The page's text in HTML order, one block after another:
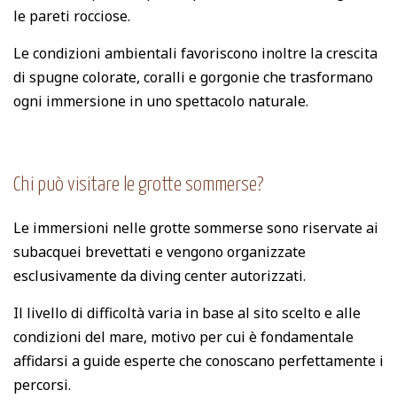
le pareti rocciose.
Le condizioni ambientali favoriscono inoltre la crescita
di spugne colorate, coralli e gorgonie che trasformano
ogni immersione in uno spettacolo naturale.
Chi può visitare le grotte sommerse?
Le immersioni nelle grotte sommerse sono riservate ai
subacquei brevettati e vengono organizzate
esclusivamente da diving center autorizzati.
Il livello di difficoltà varia in base al sito scelto e alle
condizioni del mare, motivo per cui è fondamentale
affidarsi a guide esperte che conoscano perfettamente i
percorsi.